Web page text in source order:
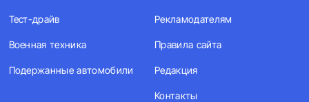
Тест-драйв
Военная техника
Подержанные автомобили
Рекламодателям
Правила сайта
Редакция
Контакты